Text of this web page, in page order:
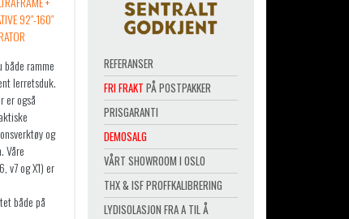
både ramme
lerretsduk.
er også
og
Våre
v7 og X1) er
både på
REFERANSER
FRI FRAKT PÅ POSTPAKKER
PRISGARANTI
DEMOSALG
VÅRT SHOWROOM I OSLO
THX & ISF PROFFKALIBRERING
LYDISOLASJON FRA A TIL Å